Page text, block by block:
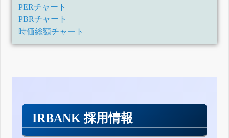
PERチャート
PBRチャート
時価総額チャート
IRBANK 採用情報